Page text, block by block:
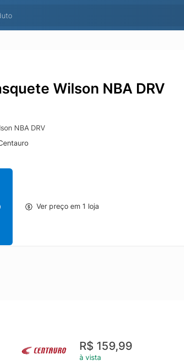
Wilson NBA DRV
NBA DRV
Ver preço em 1 loja
R$ 159,99
à vista